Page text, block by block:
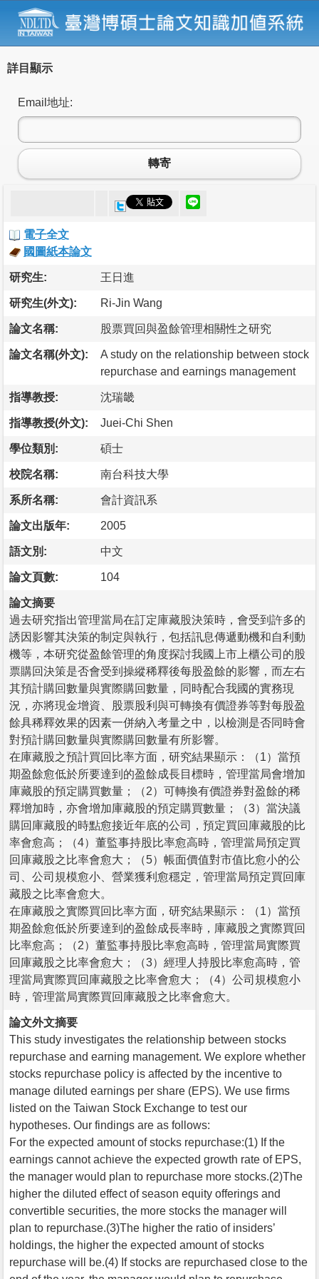
詳目顯示
Email地址:
轉寄
電子全文
國圖紙本論文
研究生: 王日進
研究生(外文): Ri-Jin Wang
論文名稱: 股票買回與盈餘管理相關性之研究
論文名稱(外文):
A study on the relationship between stock
repurchase and earnings management
指導教授: 沈瑞畿
指導教授(外文): Juei-Chi Shen
學位類別: 碩士
校院名稱: 南台科技大學
系所名稱: 會計資訊系
論文出版年: 2005
語文別: 中文
論文頁數: 104
論文摘要
過去研究指出管理當局在訂定庫藏股決策時，會受到許多的
誘因影響其決策的制定與執行，包括訊息傳遞動機和自利動
機等，本研究從盈餘管理的角度探討我國上市上櫃公司的股
票購回決策是否會受到操縱稀釋後每股盈餘的影響，而左右
其預計購回數量與實際購回數量，同時配合我國的實務現
況，亦將現金增資、股票股利與可轉換有價證券等對每股盈
餘具稀釋效果的因素一併納入考量之中，以檢測是否同時會
對預計購回數量與實際購回數量有所影響。
在庫藏股之預計買回比率方面，研究結果顯示：（1）當預
期盈餘愈低於所要達到的盈餘成長目標時，管理當局會增加
庫藏股的預定購買數量；（2）可轉換有價證券對盈餘的稀
釋增加時，亦會增加庫藏股的預定購買數量；（3）當決議
購回庫藏股的時點愈接近年底的公司，預定買回庫藏股的比
率會愈高；（4）董監事持股比率愈高時，管理當局預定買
回庫藏股之比率會愈大；（5）帳面價值對市值比愈小的公
司、公司規模愈小、營業獲利愈穩定，管理當局預定買回庫
藏股之比率會愈大。
在庫藏股之實際買回比率方面，研究結果顯示：（1）當預
期盈餘愈低於所要達到的盈餘成長率時，庫藏股之實際買回
比率愈高；（2）董監事持股比率愈高時，管理當局實際買
回庫藏股之比率會愈大；（3）經理人持股比率愈高時，管
理當局實際買回庫藏股之比率會愈大；（4）公司規模愈小
時，管理當局實際買回庫藏股之比率會愈大。
論文外文摘要
This study investigates the relationship between stocks
repurchase and earning management. We explore whether
stocks repurchase policy is affected by the incentive to
manage diluted earnings per share (EPS). We use firms
listed on the Taiwan Stock Exchange to test our
hypotheses. Our findings are as follows:
For the expected amount of stocks repurchase:(1) If the
earnings cannot achieve the expected growth rate of EPS,
the manager would plan to repurchase more stocks.(2)The
higher the diluted effect of season equity offerings and
convertible securities, the more stocks the manager will
plan to repurchase.(3)The higher the ratio of insiders’
holdings, the higher the expected amount of stocks
repurchase will be.(4) If stocks are repurchased close to the